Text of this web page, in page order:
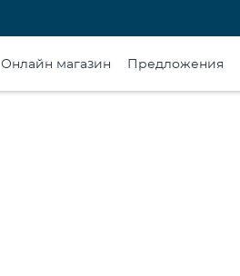
Онлайн магазин Предложения